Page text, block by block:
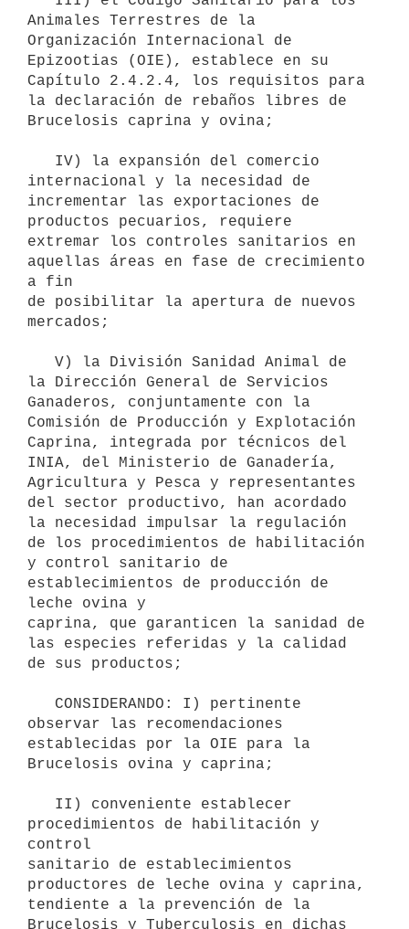
Animales Terrestres de la
Organización Internacional de
Epizootias (OIE), establece en su
Capítulo 2.4.2.4, los requisitos para
la declaración de rebaños libres de
Brucelosis caprina y ovina;
internacional y la necesidad de
incrementar las exportaciones de
productos pecuarios, requiere
extremar los controles sanitarios en
aquellas áreas en fase de crecimiento
a fin
de posibilitar la apertura de nuevos
mercados;
la Dirección General de Servicios
Ganaderos, conjuntamente con la
Comisión de Producción y Explotación
Caprina, integrada por técnicos del
INIA, del Ministerio de Ganadería,
Agricultura y Pesca y representantes
del sector productivo, han acordado
la necesidad impulsar la regulación
de los procedimientos de habilitación
y control sanitario de
establecimientos de producción de
leche ovina y
caprina, que garanticen la sanidad de
las especies referidas y la calidad
de sus productos;
observar las recomendaciones
establecidas por la OIE para la
Brucelosis ovina y caprina;
procedimientos de habilitación y
control
sanitario de establecimientos
productores de leche ovina y caprina,
tendiente a la prevención de la
Brucelosis y Tuberculosis en dichas